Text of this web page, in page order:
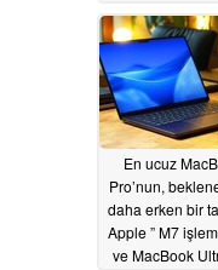
En ucuz
Pro’nun,
daha erken bir
Apple ” M7
ve MacBook